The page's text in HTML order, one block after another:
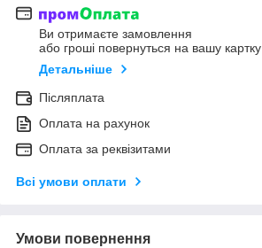
Ви отримаєте замовлення
або гроші повернуться на вашу картку
Детальніше
Післяплата
Оплата на рахунок
Оплата за реквізитами
Всі умови оплати
Умови повернення